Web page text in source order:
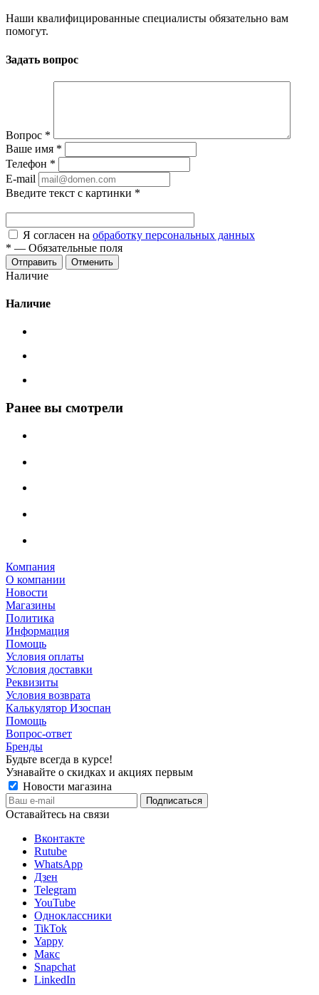
Наши квалифицированные специалисты обязательно вам
помогут.
Задать вопрос
Вопрос *
Ваше имя *
Телефон *
E-mail
Введите текст с картинки *
Я согласен на обработку персональных данных
* — Обязательные поля
Отменить
Наличие
Наличие
Ранее вы смотрели
Компания
О компании
Новости
Магазины
Политика
Информация
Помощь
Условия оплаты
Условия доставки
Реквизиты
Условия возврата
Калькулятор Изоспан
Помощь
Вопрос-ответ
Бренды
Будьте всегда в курсе!
Узнавайте о скидках и акциях первым
Новости магазина
Оставайтесь на связи
Вконтакте
Rutube
WhatsApp
Дзен
Telegram
YouTube
Одноклассники
TikTok
Yappy
Макс
Snapchat
LinkedIn